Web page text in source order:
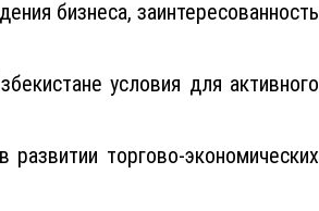
бизнеса, заинтересованность
условия для активного
торгово-экономических